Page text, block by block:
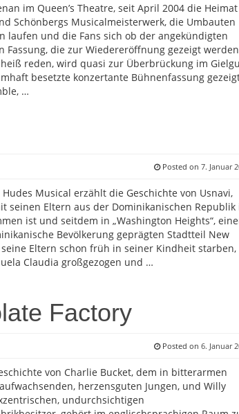
im Queen’s Theatre, seit April 2004 die Heimat
Schönbergs Musicalmeisterwerk, die Umbauten
laufen und die Fans sich ob der angekündigten
Fassung, die zur Wiedereröffnung gezeigt werden
reden, wird quasi zur Überbrückung im
besetzte konzertante Bühnenfassung
…
Posted on 7. Januar
Musical erzählt die Geschichte von Usnavi,
seinen Eltern aus der Dominikanischen Republik
ist und seitdem in „Washington Heights“,
Bevölkerung geprägten Stadtteil New
seine Eltern schon früh in seiner Kindheit starben,
Claudia großgezogen und …
Factory
Posted on 6. Januar
von Charlie Bucket, dem in bitterarmen
herzensguten Jungen, und Willy
undurchsichtigen